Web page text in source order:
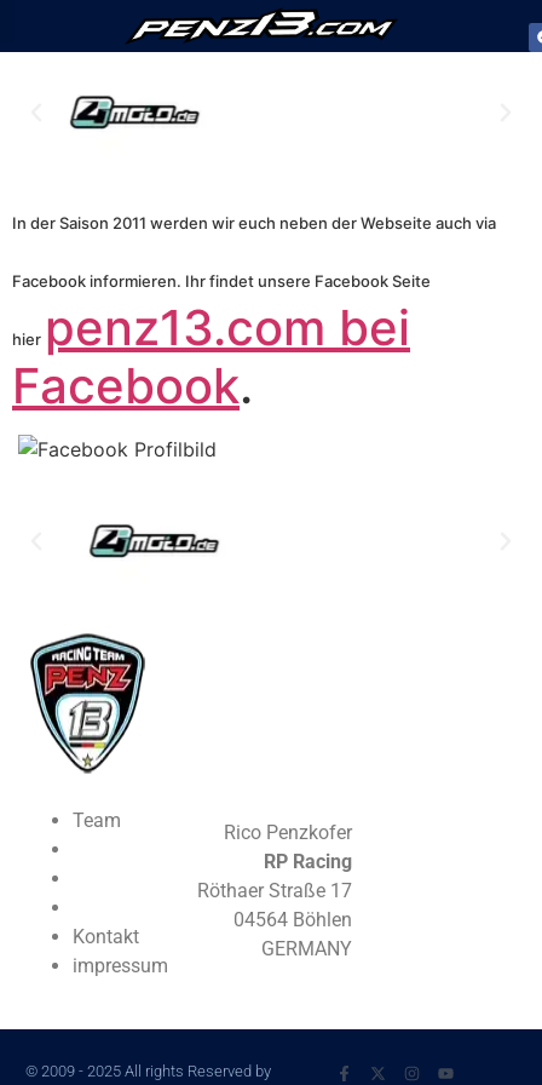
In der Saison 2011 werden wir euch neben der Webseite auch via
Facebook informieren. Ihr findet unsere Facebook Seite
hier penz13.com bei
Facebook.
Team
Kontakt
impressum
Rico Penzkofer
RP Racing
Röthaer Straße 17
04564 Böhlen
GERMANY
© 2009 - 2025 All rights Reserved by